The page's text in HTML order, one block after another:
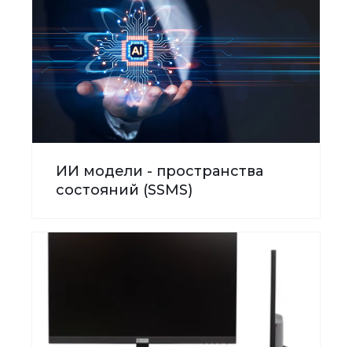
ИИ модели - пространства
состояний (SSMS)